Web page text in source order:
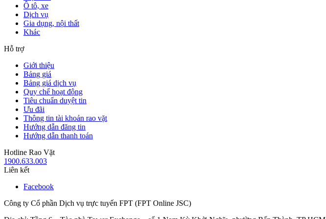
Ô tô, xe
Dịch vụ
Gia dụng, nội thất
Khác
Hỗ trợ
Giới thiệu
Bảng giá
Bảng giá dịch vụ
Quy chế hoạt động
Tiêu chuẩn duyệt tin
Ưu đãi
Thông tin tài khoản rao vặt
Hướng dẫn đăng tin
Hướng dẫn thanh toán
Hotline Rao Vặt
1900.633.003
Liên kết
Facebook
Công ty Cổ phần Dịch vụ trực tuyến FPT (FPT Online JSC)